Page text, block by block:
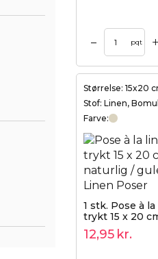
– pqt +
Størrelse: 15x20
Stof: Linen,
Farve:
1 stk. Pose à
trykt 15 x 20
gulerødder
12,95 kr.